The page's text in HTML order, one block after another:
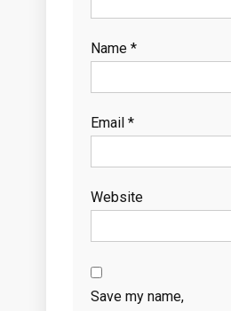
Name *
Email *
Website
Save my name,